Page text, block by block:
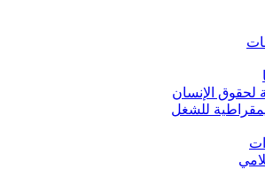
لحقوق الإنسان
للشغل